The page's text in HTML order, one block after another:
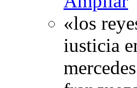
«los
iusticia